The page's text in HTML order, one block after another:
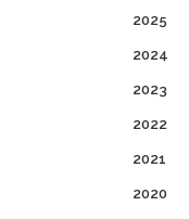
2025
2024
2023
2022
2021
2020